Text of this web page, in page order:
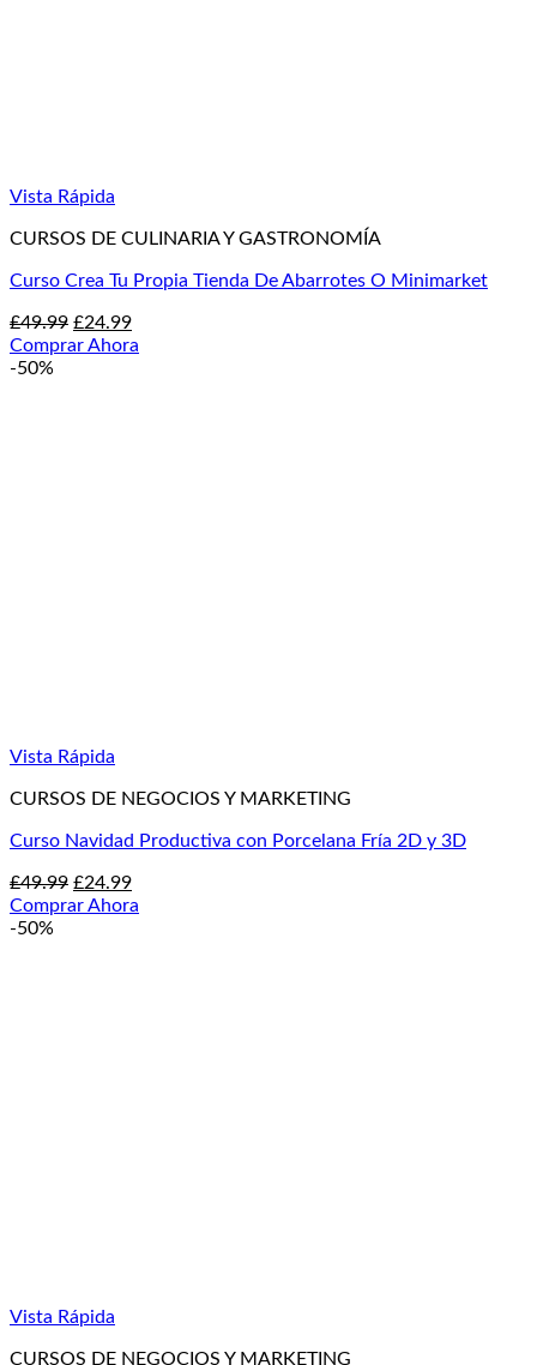
Vista Rápida
CURSOS DE CULINARIA Y GASTRONOMÍA
Curso Crea Tu Propia Tienda De Abarrotes O Minimarket
£49.99 El
precio
£24.99El
precio
Comprar Ahora
-50%
Vista Rápida
CURSOS DE NEGOCIOS Y MARKETING
Curso Navidad Productiva con Porcelana Fría 2D y 3D
£49.99 El
precio
£24.99El
precio
Comprar Ahora
-50%
Vista Rápida
CURSOS DE NEGOCIOS Y MARKETING